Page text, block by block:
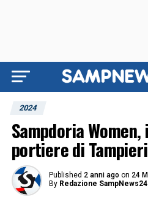
2024
Sampdoria
portiere di
Published 2 anni ago on 24
By Redazione SampNews24